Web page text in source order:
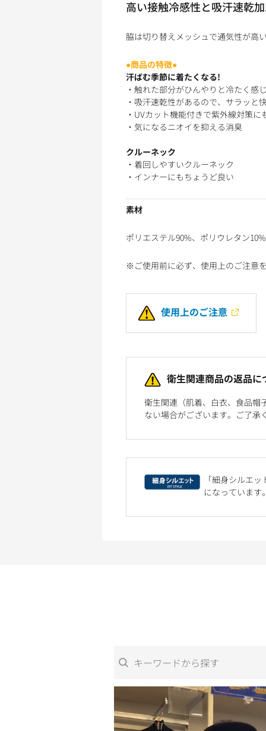
高い接触冷感性と吸汗速乾
脇は切り替えメッシュで通気性が高
●商品の特徴●
汗ばむ季節に着たくなる!
・触れた部分がひんやりと冷たく感
・吸汗速乾性があるので、サラッと
・UVカット機能付きで紫外線対策に
・気になるニオイを抑える消臭
クルーネック
・着回しやすいクルーネック
・インナーにもちょうど良い
素材
ポリエステル90%、ポリウレタン10%
※ご使用前に必ず、使用上のご注意
使用上のご注意
衛生関連商品の返品に
衛生関連（肌着、白衣、食品帽
ない場合がございます。ご了承
「細身シルエ
になっています